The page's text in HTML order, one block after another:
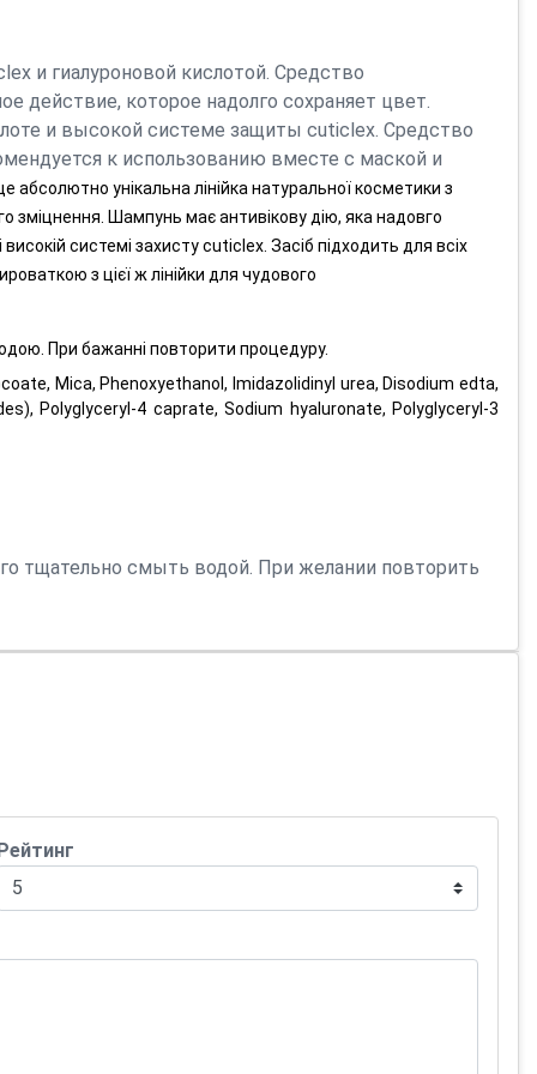
и гиалуроновой кислотой. Средство
действие, которое надолго сохраняет цвет.
и высокой системе защиты cuticlex. Средство
к использованию вместе с маской и
це абсолютно унікальна лінійка натуральної косметики з
зміцнення. Шампунь має антивікову дію, яка надовго
системі захисту cuticlex. Засіб підходить для всіх
з цієї ж лінійки для чудового
При бажанні повторити процедуру.
Mica, Phenoxyethanol, Imidazolidinyl urea, Disodium edta,
Polyglyceryl-4 caprate, Sodium hyaluronate, Polyglyceryl-3
тщательно смыть водой. При желании повторить